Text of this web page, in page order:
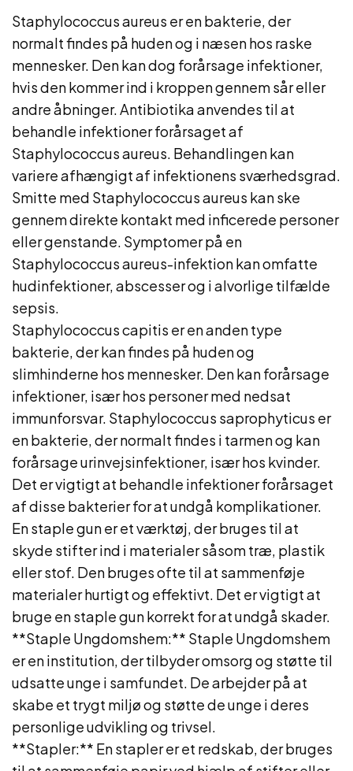
Staphylococcus aureus er en bakterie, der
normalt findes på huden og i næsen hos raske
mennesker. Den kan dog forårsage infektioner,
hvis den kommer ind i kroppen gennem sår eller
andre åbninger. Antibiotika anvendes til at
behandle infektioner forårsaget af
Staphylococcus aureus. Behandlingen kan
variere afhængigt af infektionens sværhedsgrad.
Smitte med Staphylococcus aureus kan ske
gennem direkte kontakt med inficerede personer
eller genstande. Symptomer på en
Staphylococcus aureus-infektion kan omfatte
hudinfektioner, abscesser og i alvorlige tilfælde
sepsis.
Staphylococcus capitis er en anden type
bakterie, der kan findes på huden og
slimhinderne hos mennesker. Den kan forårsage
infektioner, især hos personer med nedsat
immunforsvar. Staphylococcus saprophyticus er
en bakterie, der normalt findes i tarmen og kan
forårsage urinvejsinfektioner, især hos kvinder.
Det er vigtigt at behandle infektioner forårsaget
af disse bakterier for at undgå komplikationer.
En staple gun er et værktøj, der bruges til at
skyde stifter ind i materialer såsom træ, plastik
eller stof. Den bruges ofte til at sammenføje
materialer hurtigt og effektivt. Det er vigtigt at
bruge en staple gun korrekt for at undgå skader.
**Staple Ungdomshem:** Staple Ungdomshem
er en institution, der tilbyder omsorg og støtte til
udsatte unge i samfundet. De arbejder på at
skabe et trygt miljø og støtte de unge i deres
personlige udvikling og trivsel.
**Stapler:** En stapler er et redskab, der bruges